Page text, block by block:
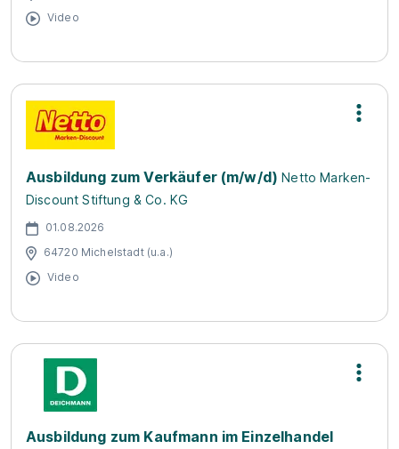
Video
Ausbildung zum Verkäufer (m/w/d) Netto Marken-
Discount Stiftung & Co. KG
01.08.2026
64720 Michelstadt (u.a.)
Video
Ausbildung zum Kaufmann im Einzelhandel